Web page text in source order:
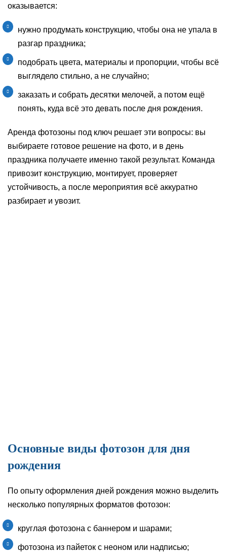
оказывается:
нужно продумать конструкцию, чтобы она не упала в
разгар праздника;
подобрать цвета, материалы и пропорции, чтобы всё
выглядело стильно, а не случайно;
заказать и собрать десятки мелочей, а потом ещё
понять, куда всё это девать после дня рождения.
Аренда фотозоны под ключ решает эти вопросы: вы
выбираете готовое решение на фото, и в день
праздника получаете именно такой результат. Команда
привозит конструкцию, монтирует, проверяет
устойчивость, а после мероприятия всё аккуратно
разбирает и увозит.
Основные виды фотозон для дня
рождения
По опыту оформления дней рождения можно выделить
несколько популярных форматов фотозон:
круглая фотозона с баннером и шарами;
фотозона из пайеток с неоном или надписью;